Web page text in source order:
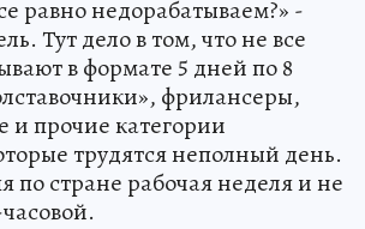
равно недорабатываем?» -
Тут дело в том, что не все
в формате 5 дней по 8
фрилансеры,
и прочие категории
трудятся неполный день.
по стране рабочая неделя и не